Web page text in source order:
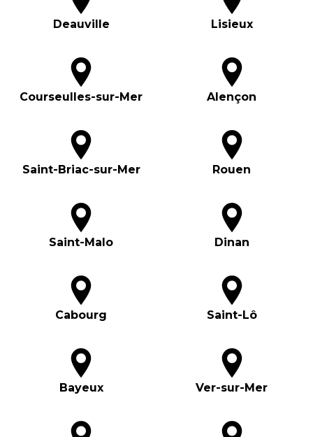
Deauville Lisieux
Courseulles-sur-Mer Alençon
Saint-Briac-sur-Mer Rouen
Saint-Malo Dinan
Cabourg Saint-Lô
Bayeux Ver-sur-Mer